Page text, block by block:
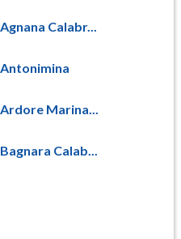
Agnana Calabr...
Antonimina
Ardore Marina...
Bagnara Calab...